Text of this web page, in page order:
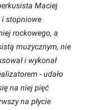
Maciej
i stopniowe
rockowego, a
muzycznym, nie
i wykonał
- udało
na niej pięć
na płycie